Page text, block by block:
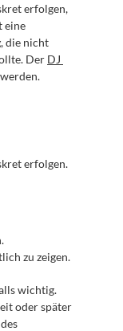
erfolgen,
eine
, die nicht
Der DJ
erfolgen.
zu zeigen.
wichtig.
oder später